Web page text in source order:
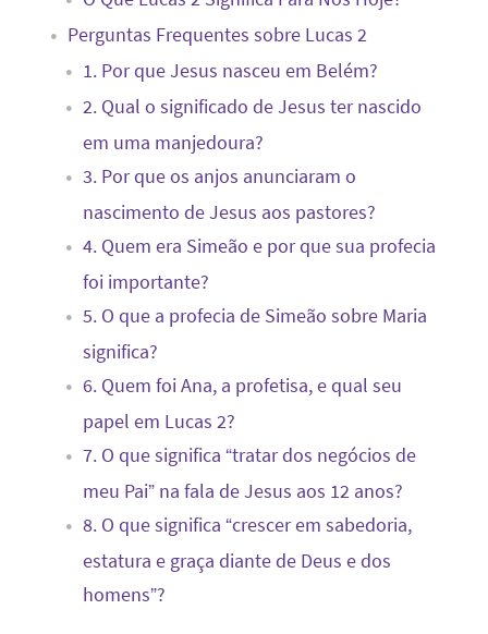
Perguntas Frequentes sobre Lucas 2
1. Por que Jesus nasceu em Belém?
2. Qual o significado de Jesus ter nascido
em uma manjedoura?
3. Por que os anjos anunciaram o
nascimento de Jesus aos pastores?
4. Quem era Simeão e por que sua profecia
foi importante?
5. O que a profecia de Simeão sobre Maria
significa?
6. Quem foi Ana, a profetisa, e qual seu
papel em Lucas 2?
7. O que significa “tratar dos negócios de
meu Pai” na fala de Jesus aos 12 anos?
8. O que significa “crescer em sabedoria,
estatura e graça diante de Deus e dos
homens”?